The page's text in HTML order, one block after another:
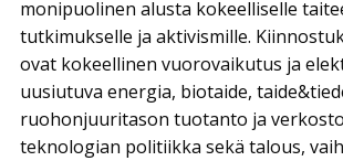
monipuolinen alusta kokeelliselle
tutkimukselle ja aktivismille.
ovat kokeellinen vuorovaikutus ja
uusiutuva energia, biotaide,
ruohonjuuritason tuotanto ja
teknologian politiikka sekä talous,